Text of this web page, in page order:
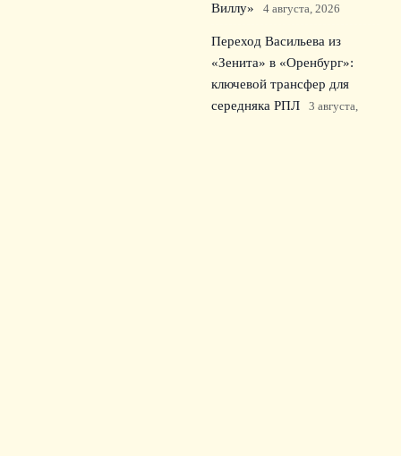
Виллу»
4 августа, 2026
Переход Васильева из
«Зенита» в «Оренбург»:
ключевой трансфер для
середняка РПЛ
3 августа,